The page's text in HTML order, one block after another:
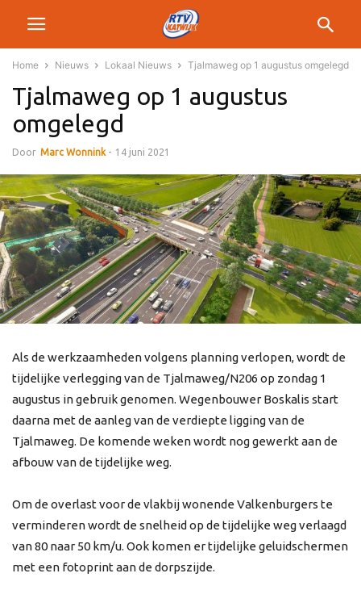
Home Nieuws Lokaal Nieuws Tjalmaweg op 1 augustus omgelegd
Tjalmaweg op 1 augustus
omgelegd
Door Marc Wonnink - 14 juni 2021
Als de werkzaamheden volgens planning verlopen, wordt de
tijdelijke verlegging van de Tjalmaweg/N206 op zondag 1
augustus in gebruik genomen. Wegenbouwer Boskalis start
daarna met de aanleg van de verdiepte ligging van de
Tjalmaweg. De komende weken wordt nog gewerkt aan de
afbouw van de tijdelijke weg.
Om de overlast voor de vlakbij wonende Valkenburgers te
verminderen wordt de snelheid op de tijdelijke weg verlaagd
van 80 naar 50 km/u. Ook komen er tijdelijke geluidschermen
met een fotoprint aan de dorpszijde.